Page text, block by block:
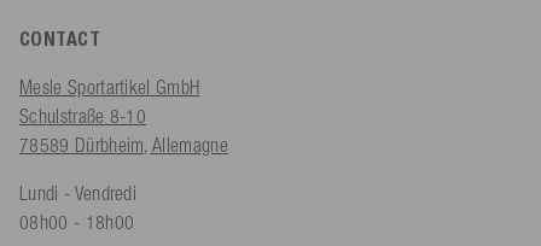
CONTACT
Mesle Sportartikel GmbH
Schulstraße 8-10
78589 Dürbheim, Allemagne
Lundi - Vendredi
08h00 - 18h00